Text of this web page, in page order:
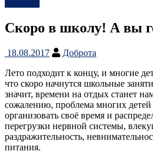
Скоро в школу! А вы
18.08.2017
Доброта
Лето подходит к концу, и многие
что скоро начнутся школьные
значит, времени на отдых станет
сожалению, проблема многих
организовать своё время и
перегрузки нервной системы,
раздражительность,
питания.